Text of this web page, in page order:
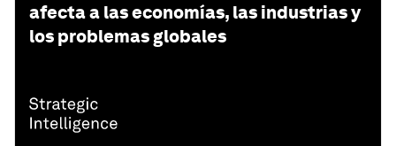
afecta a las economías, las industrias y
los problemas globales